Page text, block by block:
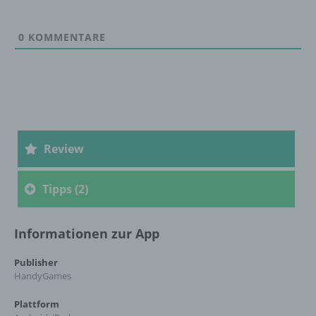
0 KOMMENTARE
Review
Tipps (2)
Informationen zur App
Publisher
HandyGames
Plattform
Auslesen, das Abfragen, die Verwendung,
die Offenlegung durch Übermittlung,
Verbreitung oder eine andere Form der
Bereitstellung, den Abgleich oder die
Verknüpfung, die Einschränkung, das
d) Einschränkung der Verarbeitung